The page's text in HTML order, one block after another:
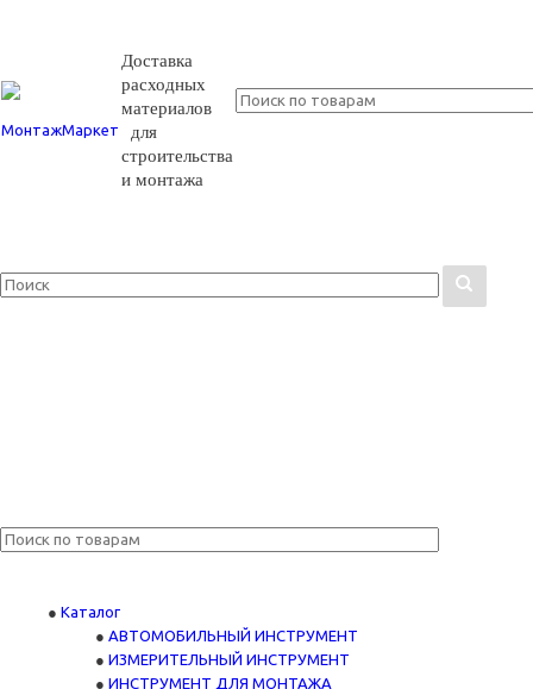
Доставка
расходных
материалов
для
строительства
и монтажа
Каталог
АВТОМОБИЛЬНЫЙ ИНСТРУМЕНТ
ИЗМЕРИТЕЛЬНЫЙ ИНСТРУМЕНТ
ИНСТРУМЕНТ ДЛЯ МОНТАЖА